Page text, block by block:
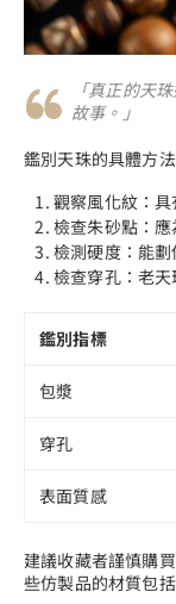
「真正的天
故事。」
鑑別天珠的具體方法
觀察風化紋：
檢查朱砂點：
檢測硬度：能
檢查穿孔：老
鑑別指標
包漿
穿孔
表面質感
建議收藏者謹慎購
些仿製品的材質包